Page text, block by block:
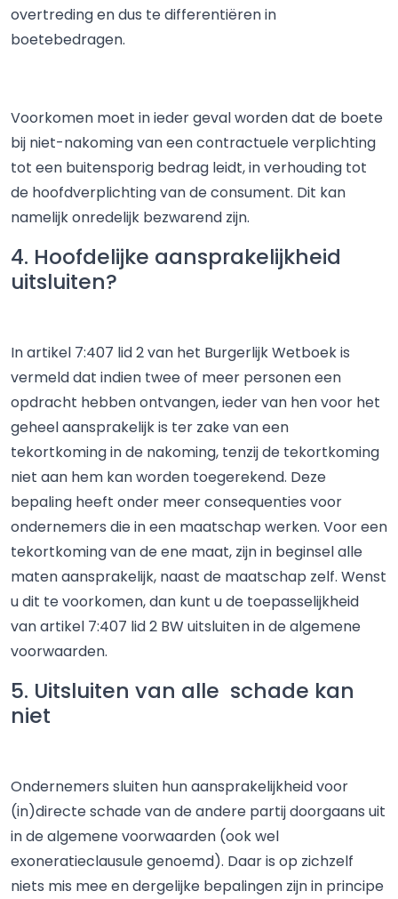
overtreding en dus te differentiëren in
boetebedragen.
Voorkomen moet in ieder geval worden dat de boete
bij niet-nakoming van een contractuele verplichting
tot een buitensporig bedrag leidt, in verhouding tot
de hoofdverplichting van de consument. Dit kan
namelijk onredelijk bezwarend zijn.
4. Hoofdelijke aansprakelijkheid
uitsluiten?
In artikel 7:407 lid 2 van het Burgerlijk Wetboek is
vermeld dat indien twee of meer personen een
opdracht hebben ontvangen, ieder van hen voor het
geheel aansprakelijk is ter zake van een
tekortkoming in de nakoming, tenzij de tekortkoming
niet aan hem kan worden toegerekend. Deze
bepaling heeft onder meer consequenties voor
ondernemers die in een maatschap werken. Voor een
tekortkoming van de ene maat, zijn in beginsel alle
maten aansprakelijk, naast de maatschap zelf. Wenst
u dit te voorkomen, dan kunt u de toepasselijkheid
van artikel 7:407 lid 2 BW uitsluiten in de algemene
voorwaarden.
5. Uitsluiten van alle schade kan
niet
Ondernemers sluiten hun aansprakelijkheid voor
(in)directe schade van de andere partij doorgaans uit
in de algemene voorwaarden (ook wel
exoneratieclausule genoemd). Daar is op zichzelf
niets mis mee en dergelijke bepalingen zijn in principe